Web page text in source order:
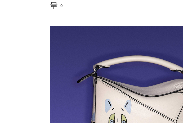
量。